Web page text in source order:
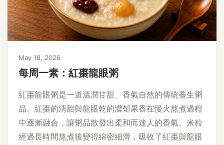
May 18, 2026
每周一素：紅棗龍眼粥
紅棗龍眼粥是一道溫潤甘甜、香氣自然的傳統養生粥
品。紅棗的清甜與龍眼乾的濃郁果香在慢火熬煮過程
中逐漸融合，讓粥品散發出柔和而迷人的香氣。米粒
經過長時間熬煮後變得綿密細滑，吸收了紅棗與龍眼